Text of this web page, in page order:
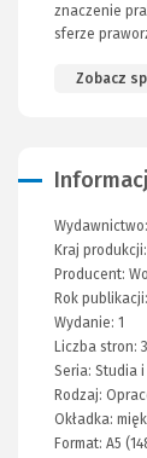
znaczenie
sferze
Zobacz
Wydawnictwo:
Kraj
Producent:
Rok publikacji:
Wydanie: 1
Liczba stron:
Seria: Studia
Rodzaj:
Okładka:
Format: A5